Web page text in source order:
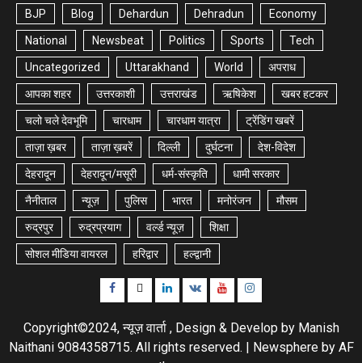
BJP Blog Dehardun Dehradun Economy
National Newsbeat Politics Sports Tech
Uncategorized Uttarakhand World अपराध
आपका शहर उत्तरकाशी उत्तराखंड ऋषिकेश खबर हटकर
चलो चले देवभूमि चारधाम चारधाम यात्रा ट्रेंडिंग खबरें
ताज़ा ख़बर ताज़ा ख़बरें दिल्ली दुर्घटना देश-विदेश
देहरादून देहरादून/मसूरी धर्म-संस्कृति धामी सरकार
नैनीताल न्यूज़ पुलिस भारत मनोरंजन मौसम
रुद्रपुर रुद्रप्रयाग वर्ल्ड न्यूज़ शिक्षा
सोशल मीडिया वायरल हरिद्वार हल्द्वानी
Facebook
TwitterLinkedin
VK YoutubeInstagram
Copyright©2024, न्यूज़ वार्ता , Design & Develop by Manish
Naithani 9084358715. All rights reserved. | Newsphereby AF